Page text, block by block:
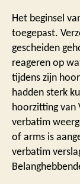
Het beginsel
toegepast.
gescheiden
reageren op
tijdens zijn
hadden sterk
hoorzitting van
verbatim
of arms is
verbatim